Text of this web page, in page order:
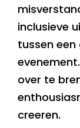
inclusieve
tussen
over te
creeren.